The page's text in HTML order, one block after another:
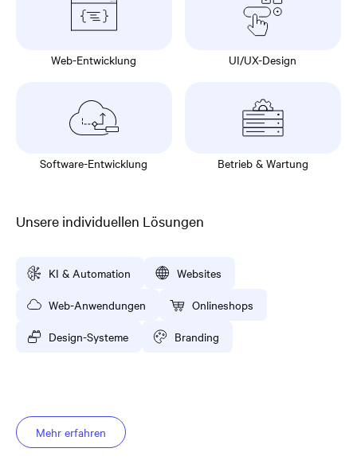
Web-Entwicklung UI/UX-Design
Software-Entwicklung Betrieb & Wartung
Unsere individuellen Lösungen
KI & Automation
Websites
Web-Anwendungen
Onlineshops
Design-Systeme
Branding
Mehr erfahren